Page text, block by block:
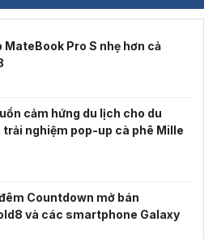
Pro S nhẹ hơn cả
cảm hứng du lịch cho du
nghiệm pop-up cà phê Mille
Countdown mở bán
và các smartphone Galaxy